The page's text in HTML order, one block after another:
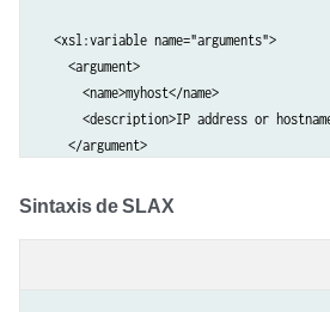
  <xsl:variable name="arguments">
    <argument>
      <name>myhost</name>
<description>IP address or
    </argument>
      <name>filename</name>
Sintaxis de SLAX